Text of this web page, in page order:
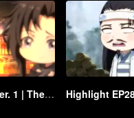
Highlight EP29 Ver. 1 | The Founder of Diabolism Q